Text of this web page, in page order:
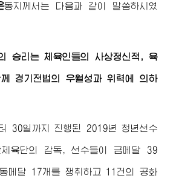
동지 께서는 다음과 같이 말씀하시였
승리는 체육인들의 사상정신적, 육
께 경기전법의 우월성과 위력에 의하
30일까지 진행된 2019년 청년선수
체육단의 감독, 선수들이 금메달 39
메달 17개를 쟁취하고 11건의 공화